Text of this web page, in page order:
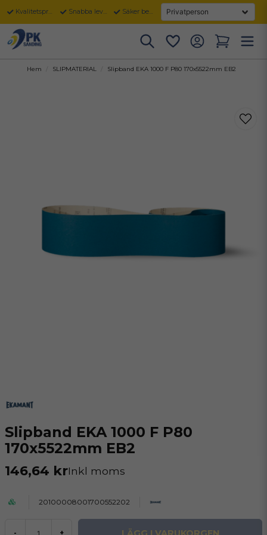
Kvalitetsprodukter Snabba leveranser Säker betalning
Hem SLIPMATERIAL Slipband EKA 1000 F P80 170x5522mm EB2
Slipband EKA 1000 F P80
170x5522mm EB2
146,64 krInkl moms
20100008001700552202
- +